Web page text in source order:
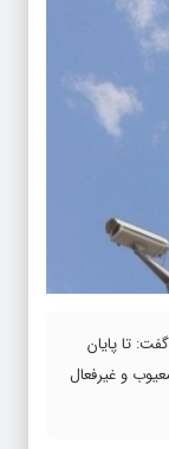
تا پایان
و غیرفعال